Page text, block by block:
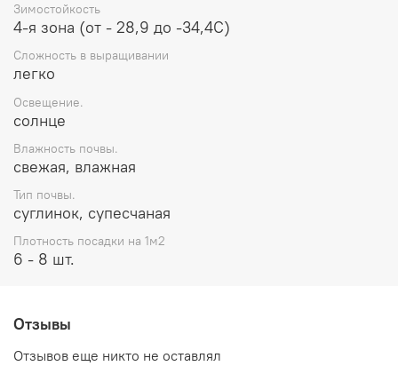
Зимостойкость
4-я зона (от - 28,9 до -34,4С)
Сложность в выращивании
легко
Освещение.
солнце
Влажность почвы.
свежая, влажная
Тип почвы.
суглинок, супесчаная
Плотность посадки на 1м2
6 - 8 шт.
Отзывы
Отзывов еще никто не оставлял